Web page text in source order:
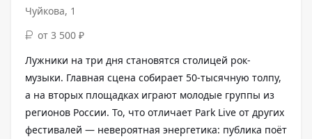
Чуйкова, 1
от 3 500 ₽
Лужники на три дня становятся столицей рок-
музыки. Главная сцена собирает 50-тысячную толпу,
а на вторых площадках играют молодые группы из
регионов России. То, что отличает Park Live от других
фестивалей — невероятная энергетика: публика поёт